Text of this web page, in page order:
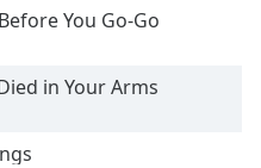
You Go-Go
in Your Arms